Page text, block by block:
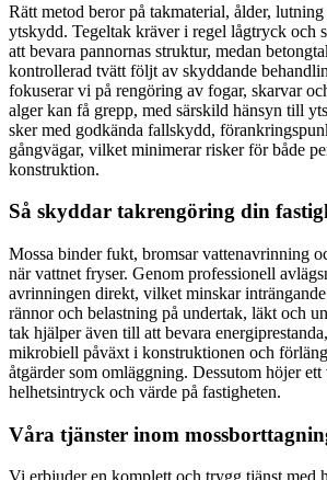
Rätt metod beror på takmaterial, ålder,
ytskydd. Tegeltak kräver i regel lågtryck och
att bevara pannornas struktur, medan
kontrollerad tvätt följt av skyddande
fokuserar vi på rengöring av fogar, skarvar
alger kan få grepp, med särskild hänsyn till
sker med godkända fallskydd,
gångvägar, vilket minimerar risker för både
konstruktion.
Så skyddar takrengöring din
Mossa binder fukt, bromsar vattenavrinning
när vattnet fryser. Genom professionell
avrinningen direkt, vilket minskar
rännor och belastning på undertak, läkt och
tak hjälper även till att bevara
mikrobiell påväxt i konstruktionen och
åtgärder som omläggning. Dessutom höjer
helhetsintryck och värde på fastigheten.
Våra tjänster inom